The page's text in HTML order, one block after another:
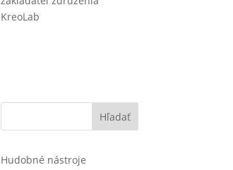
KreoLab
Hľadať
Hudobné nástroje